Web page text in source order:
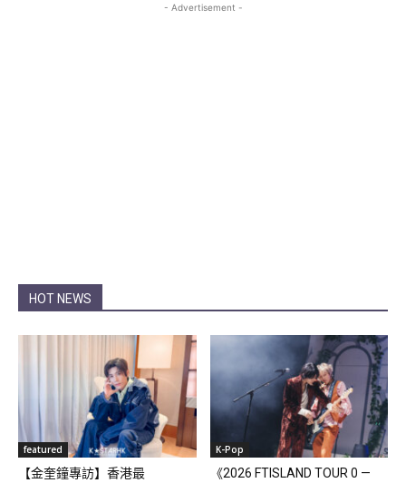
- Advertisement -
HOT NEWS
featured
【金奎鐘專訪】香港最
K-Pop
《2026 FTISLAND TOUR 0 —